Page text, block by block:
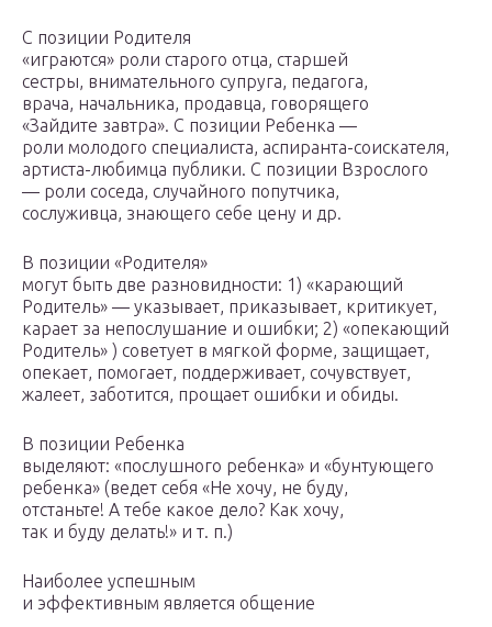
С позиции Родителя
«играются» роли старого отца, старшей
сестры, внимательного супруга, педагога,
врача, начальника, продавца, говорящего
«Зайдите завтра». С позиции Ребенка —
роли молодого специалиста, аспиранта-соискателя,
артиста-любимца публики. С позиции Взрослого
— роли соседа, случайного попутчика,
сослуживца, знающего себе цену и др.
В позиции «Родителя»
могут быть две разновидности: 1) «карающий
Родитель» — указывает, приказывает, критикует,
карает за непослушание и ошибки; 2) «опекающий
Родитель» ) советует в мягкой форме, защищает,
опекает, помогает, поддерживает, сочувствует,
жалеет, заботится, прощает ошибки и обиды.
В позиции Ребенка
выделяют: «послушного ребенка» и «бунтующего
ребенка» (ведет себя «Не хочу, не буду,
отстаньте! А тебе какое дело? Как хочу,
так и буду делать!» и т. п.)
Наиболее успешным
и эффективным является общение